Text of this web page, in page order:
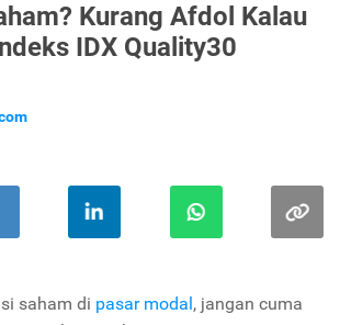
Kurang Afdol Kalau
IDX Quality30
saham di pasar modal , jangan cuma